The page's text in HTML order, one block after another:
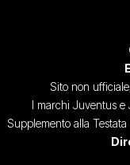
Sito non
I marchi Juventus e
Supplemento alla